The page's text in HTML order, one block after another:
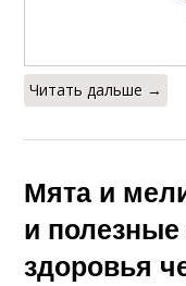
Читать дальше →
Мята и
и
здоровья